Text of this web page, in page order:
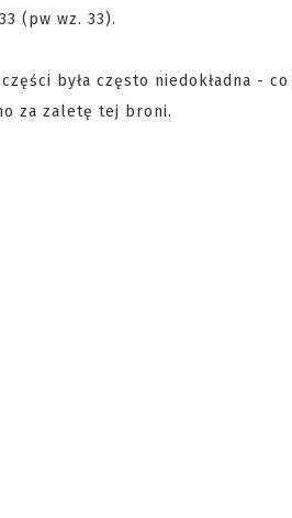
(pw wz. 33).
była często niedokładna - co
za zaletę tej broni.